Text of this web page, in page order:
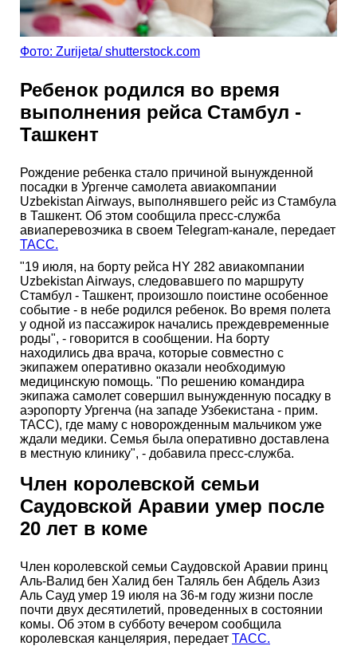
Фото: Zurijeta/ shutterstock.com
Ребенок родился во время
выполнения рейса Стамбул -
Ташкент
Рождение ребенка стало причиной вынужденной
посадки в Ургенче самолета авиакомпании
Uzbekistan Airways, выполнявшего рейс из Стамбула
в Ташкент. Об этом сообщила пресс-служба
авиаперевозчика в своем Telegram-канале, передает
ТАСС.
"19 июля, на борту рейса HY 282 авиакомпании
Uzbekistan Airways, следовавшего по маршруту
Стамбул - Ташкент, произошло поистине особенное
событие - в небе родился ребенок. Во время полета
у одной из пассажирок начались преждевременные
роды", - говорится в сообщении. На борту
находились два врача, которые совместно с
экипажем оперативно оказали необходимую
медицинскую помощь. "По решению командира
экипажа самолет совершил вынужденную посадку в
аэропорту Ургенча (на западе Узбекистана - прим.
ТАСС), где маму с новорожденным мальчиком уже
ждали медики. Семья была оперативно доставлена
в местную клинику", - добавила пресс-служба.
Член королевской семьи
Саудовской Аравии умер после
20 лет в коме
Член королевской семьи Саудовской Аравии принц
Аль-Валид бен Халид бен Таляль бен Абдель Азиз
Аль Сауд умер 19 июля на 36-м году жизни после
почти двух десятилетий, проведенных в состоянии
комы. Об этом в субботу вечером сообщила
королевская канцелярия, передает ТАСС.